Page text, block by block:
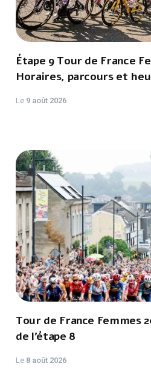
Étape 9 Tour de France
Horaires, parcours et
Le 9 août 2026
Tour de France Femmes
de l’étape 8
Le 8 août 2026